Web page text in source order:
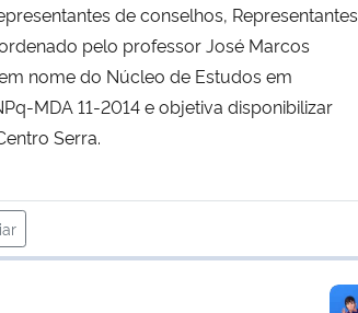
de conselhos, Representantes
pelo professor José Marcos
nome do Núcleo de Estudos em
MDA 11-2014 e objetiva disponibilizar
Serra.
área de transferência